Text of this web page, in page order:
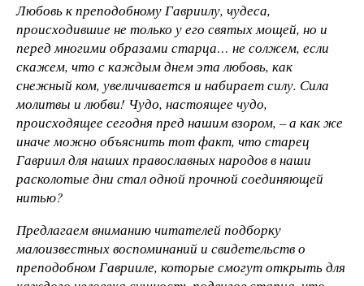
Любовь к преподобному Гавриилу, чудеса,
происходившие не только у его святых мощей, но и
перед многими образами старца… не солжем, если
скажем, что с каждым днем эта любовь, как
снежный ком, увеличивается и набирает силу. Сила
молитвы и любви! Чудо, настоящее чудо,
происходящее сегодня пред нашим взором, – а как же
иначе можно объяснить тот факт, что старец
Гавриил для наших православных народов в наши
расколотые дни стал одной прочной соединяющей
нитью?
Предлагаем вниманию читателей подборку
малоизвестных воспоминаний и свидетельств о
преподобном Гаврииле, которые смогут открыть для